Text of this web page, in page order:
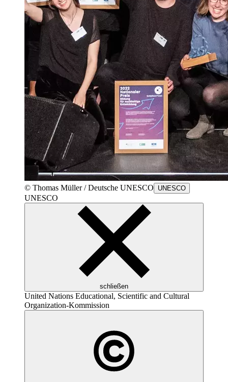
© Thomas Müller / Deutsche UNESCO UNESCO
UNESCO
schließen
United Nations Educational, Scientific and Cultural
Organization-Kommission